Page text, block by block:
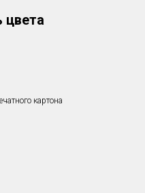
цвета
картона